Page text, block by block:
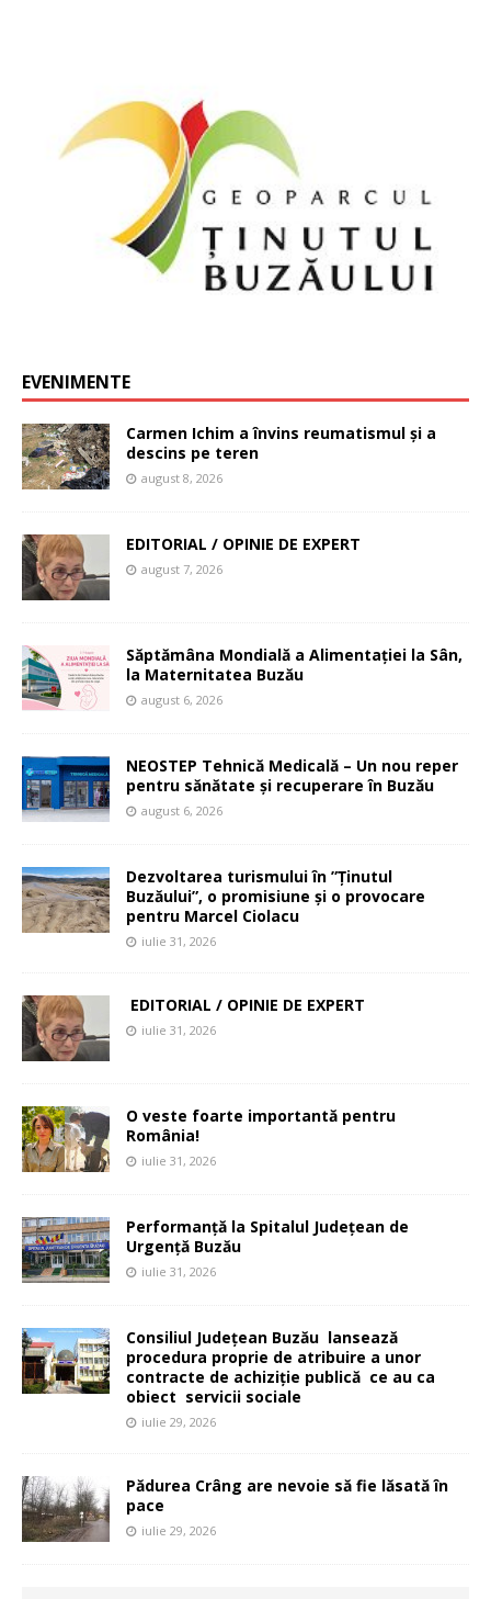
EVENIMENTE
Carmen Ichim a învins reumatismul și a
descins pe teren
august 8, 2026
EDITORIAL / OPINIE DE EXPERT
august 7, 2026
Săptămâna Mondială a Alimentației la Sân,
la Maternitatea Buzău
august 6, 2026
NEOSTEP Tehnică Medicală – Un nou reper
pentru sănătate și recuperare în Buzău
august 6, 2026
Dezvoltarea turismului în ”Ținutul
Buzăului”, o promisiune și o provocare
pentru Marcel Ciolacu
iulie 31, 2026
EDITORIAL / OPINIE DE EXPERT
iulie 31, 2026
O veste foarte importantă pentru
România!
iulie 31, 2026
Performanță la Spitalul Județean de
Urgență Buzău
iulie 31, 2026
Consiliul Județean Buzău lansează
procedura proprie de atribuire a unor
contracte de achiziție publică ce au ca
obiect servicii sociale
iulie 29, 2026
Pădurea Crâng are nevoie să fie lăsată în
pace
iulie 29, 2026